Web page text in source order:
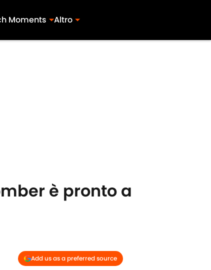
Moments Altro
è pronto a
Add us as a preferred source